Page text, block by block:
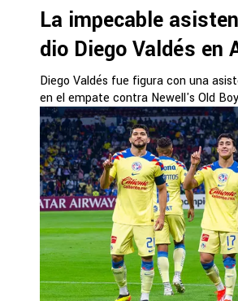
La impecable
dio Diego Valdés en
Diego Valdés fue figura con una
en el empate contra Newell's Old